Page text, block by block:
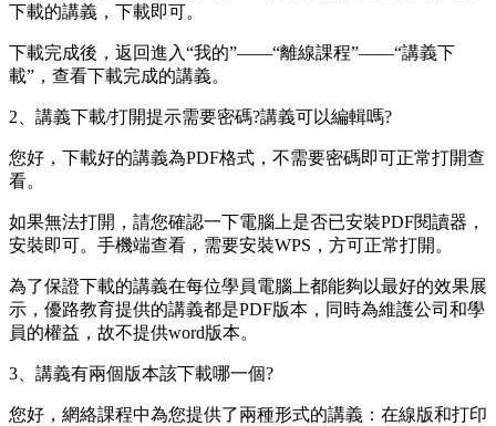
下載的講義，下載即可。
下載完成後，返回進入“我的”——“離線課程”——“講義下
載”，查看下載完成的講義。
2、講義下載/打開提示需要密碼?講義可以編輯嗎?
您好，下載好的講義為PDF格式，不需要密碼即可正常打開查
看。
如果無法打開，請您確認一下電腦上是否已安裝PDF閱讀器，
安裝即可。手機端查看，需要安裝WPS，方可正常打開。
為了保證下載的講義在每位學員電腦上都能夠以最好的效果展
示，優路教育提供的講義都是PDF版本，同時為維護公司和學
員的權益，故不提供word版本。
3、講義有兩個版本該下載哪一個?
您好，網絡課程中為您提供了兩種形式的講義：在線版和打印